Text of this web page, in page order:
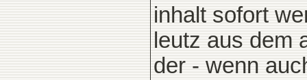
inhalt sofort
leutz aus dem
der - wenn